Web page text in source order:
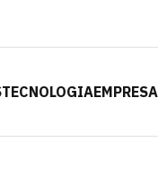
TECNOLOGIA